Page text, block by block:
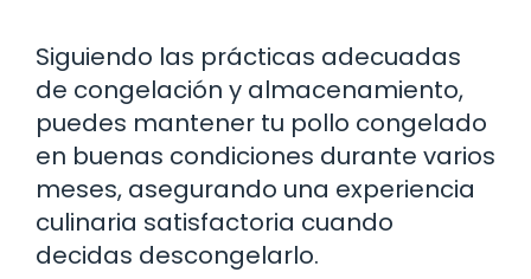
Siguiendo las prácticas adecuadas
de congelación y almacenamiento,
puedes mantener tu pollo congelado
en buenas condiciones durante varios
meses, asegurando una experiencia
culinaria satisfactoria cuando
decidas descongelarlo.